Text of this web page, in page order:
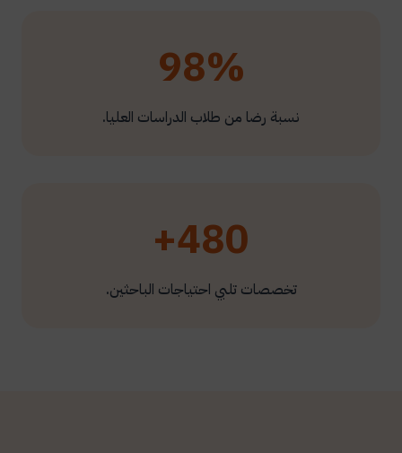
98%
نسبة رضا من طلاب الدراسات العليا.
480+
تخصصات تلبي احتياجات الباحثين.